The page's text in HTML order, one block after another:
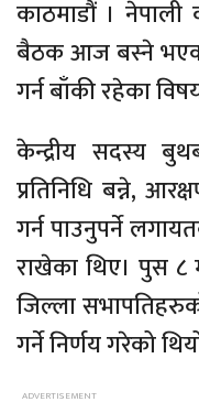
काठमाडौं । नेपाली
बैठक आज बस्ने
गर्न बाँकी रहेका
केन्द्रीय सदस्य
प्रतिनिधि बन्ने,
गर्न पाउनुपर्ने
राखेका थिए। पुस
जिल्ला
गर्ने निर्णय गरेको